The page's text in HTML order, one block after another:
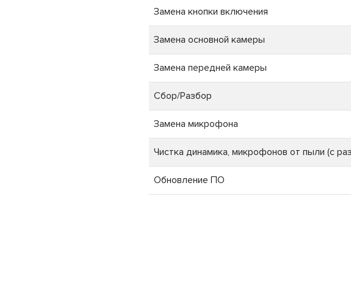
Замена кнопки включения
Замена основной камеры
Замена передней камеры
Сбор/Разбор
Замена микрофона
Чистка динамика, микрофонов от пыли (с
Обновление ПО